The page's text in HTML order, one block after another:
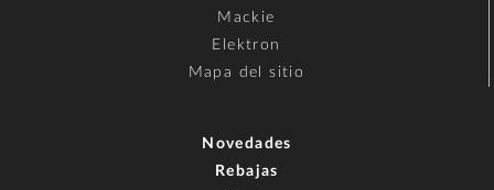
Mackie
Elektron
Mapa del sitio
Novedades
Rebajas